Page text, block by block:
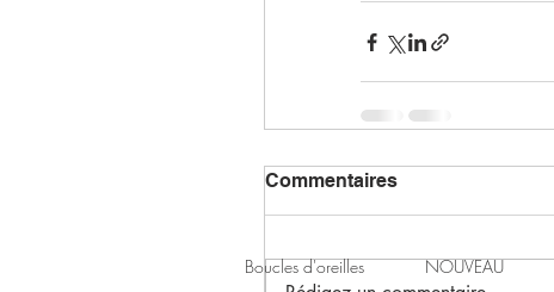
Commentaires
Boucles d'oreilles NOUVEAU